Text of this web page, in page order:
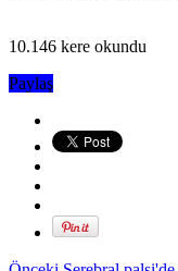
10.146 kere okundu
Paylaş